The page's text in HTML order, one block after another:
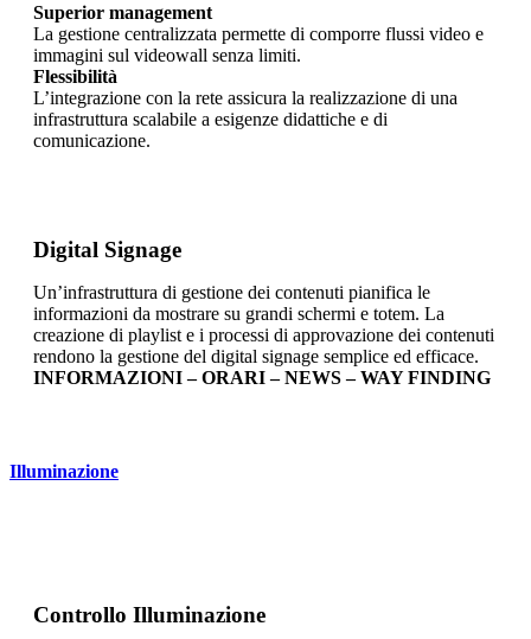
Superior management
La gestione centralizzata permette di comporre flussi video e
immagini sul videowall senza limiti.
Flessibilità
L’integrazione con la rete assicura la realizzazione di una
infrastruttura scalabile a esigenze didattiche e di
comunicazione.
Digital Signage
Un’infrastruttura di gestione dei contenuti pianifica le
informazioni da mostrare su grandi schermi e totem. La
creazione di playlist e i processi di approvazione dei contenuti
rendono la gestione del digital signage semplice ed efficace.
INFORMAZIONI – ORARI – NEWS – WAY FINDING
Illuminazione
Controllo Illuminazione